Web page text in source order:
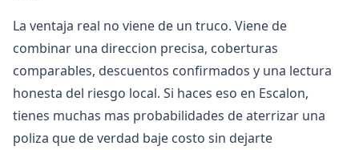
La ventaja real no viene de un truco. Viene de
combinar una direccion precisa, coberturas
comparables, descuentos confirmados y una lectura
honesta del riesgo local. Si haces eso en Escalon,
tienes muchas mas probabilidades de aterrizar una
poliza que de verdad baje costo sin dejarte